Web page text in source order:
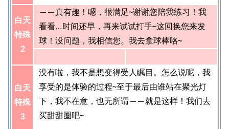
白天
特殊
2
——真有趣！嗯，很满足~谢谢您陪我练习！我
看看…时间还早，再来试试打手~这回换您来发
球！没问题，我相信您。我去拿球棒咯~
白天
特殊
3
没有啦，我不是想变得受人瞩目。怎么说呢，我
享受的是体验的过程~至于最后由谁站在聚光灯
下，我不在意，也无所谓——就是这样！我们去
买甜甜圈吧~